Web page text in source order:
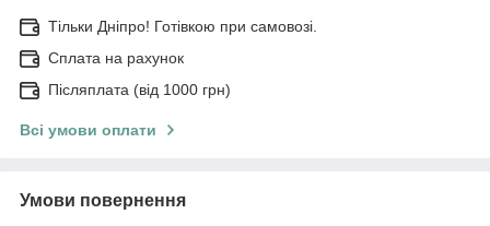
Тільки Дніпро! Готівкою при самовозі.
Сплата на рахунок
Післяплата (від 1000 грн)
Всі умови оплати
Умови повернення